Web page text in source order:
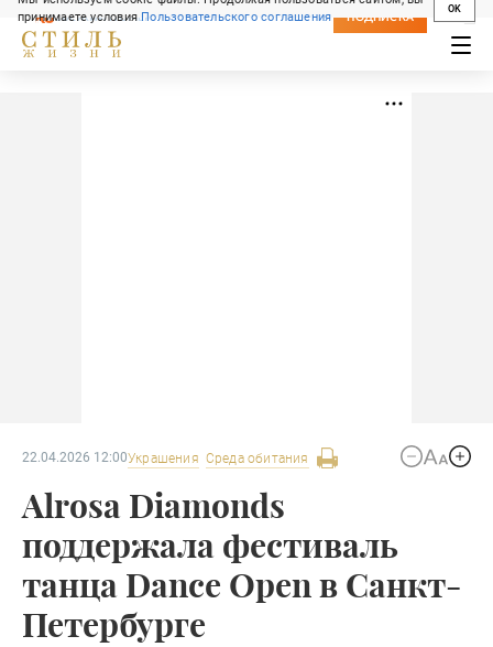
принимаете условияПользовательского соглашения
OK
СВЕЖИЙ НОМЕР
ПОДПИСКА
22.04.2026 12:00Украшения Среда обитания
Alrosa Diamonds
поддержала фестиваль
танца Dance Open в Санкт-
Петербурге